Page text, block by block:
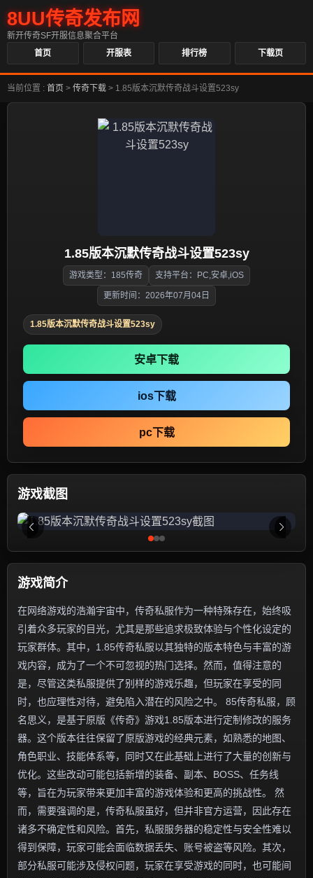
8UU传奇发布网
新开传奇SF开服信息聚合平台
首页
开服表 排行榜 下载页
当前位置 : 首页 > 传奇下载 > 1.85版本沉默传奇战斗设置523sy
1.85版本沉默传奇战斗设置523sy
游戏类型：185传奇 支持平台：PC,安卓,iOS
更新时间：2026年07月04日
1.85版本沉默传奇战斗设置523sy
安卓下载
ios下载
pc下载
游戏截图
游戏简介
在网络游戏的浩瀚宇宙中，传奇私服作为一种特殊存在，始终吸
引着众多玩家的目光，尤其是那些追求极致体验与个性化设定的
玩家群体。其中，1.85传奇私服以其独特的版本特色与丰富的游
戏内容，成为了一个不可忽视的热门选择。然而，值得注意的
是，尽管这类私服提供了别样的游戏乐趣，但玩家在享受的同
时，也应理性对待，避免陷入潜在的风险之中。 85传奇私服，顾
名思义，是基于原版《传奇》游戏1.85版本进行定制修改的服务
器。这个版本往往保留了原版游戏的经典元素，如熟悉的地图、
角色职业、技能体系等，同时又在此基础上进行了大量的创新与
优化。这些改动可能包括新增的装备、副本、BOSS、任务线
等，旨在为玩家带来更加丰富的游戏体验和更高的挑战性。 然
而，需要强调的是，传奇私服虽好，但并非官方运营，因此存在
诸多不确定性和风险。首先，私服服务器的稳定性与安全性难以
得到保障，玩家可能会面临数据丢失、账号被盗等风险。其次，
部分私服可能涉及侵权问题，玩家在享受游戏的同时，也可能间